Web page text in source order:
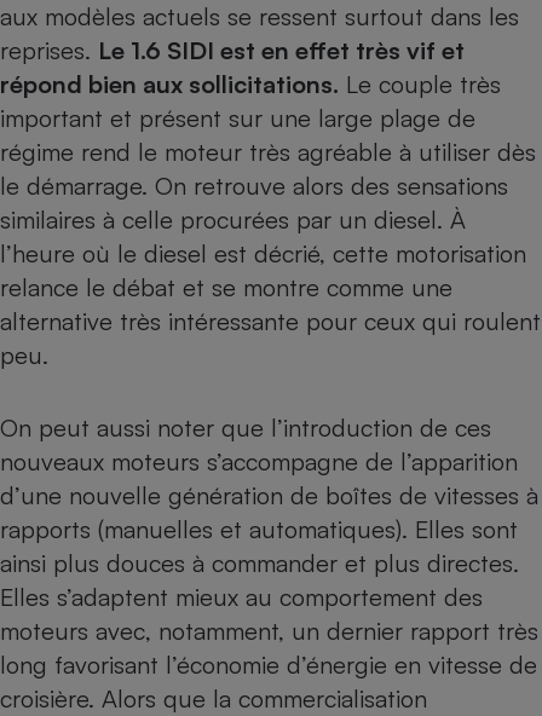
aux modèles actuels se ressent surtout dans les
reprises. Le 1.6 SIDI est en effet très vif et
répond bien aux sollicitations. Le couple très
important et présent sur une large plage de
régime rend le moteur très agréable à utiliser dès
le démarrage. On retrouve alors des sensations
similaires à celle procurées par un diesel. À
l’heure où le diesel est décrié, cette motorisation
relance le débat et se montre comme une
alternative très intéressante pour ceux qui roulent
peu.
On peut aussi noter que l’introduction de ces
nouveaux moteurs s’accompagne de l’apparition
d’une nouvelle génération de boîtes de vitesses à
rapports (manuelles et automatiques). Elles sont
ainsi plus douces à commander et plus directes.
Elles s’adaptent mieux au comportement des
moteurs avec, notamment, un dernier rapport très
long favorisant l’économie d’énergie en vitesse de
croisière. Alors que la commercialisation